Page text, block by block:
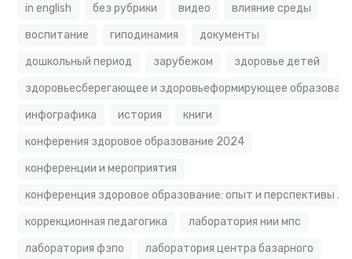
in english без рубрики видео
влияние среды
воспитание
гиподинамия
документы
дошкольный период
зарубежом
здоровье детей
здоровьесберегающее и здоровьеформирующее
инфографика
история
книги
конферения здоровое образование 2024
конференции и мероприятия
конференция здоровое образование: опыт и перспективы
коррекционная педагогика
лаборатория нии мпс
лаборатория фзпо
лаборатория центра базарного